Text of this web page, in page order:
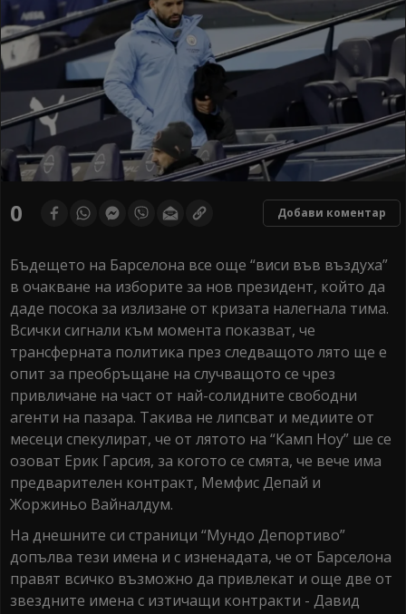
0 Добави коментар
Бъдещето на Барселона все още “виси във въздуха”
в очакване на изборите за нов президент, който да
даде посока за излизане от кризата налегнала тима.
Всички сигнали към момента показват, че
трансферната политика през следващото лято ще е
опит за преобръщане на случващото се чрез
привличане на част от най-солидните свободни
агенти на пазара. Такива не липсват и медиите от
месеци спекулират, че от лятото на “Камп Ноу” ше се
озоват Ерик Гарсия, за когото се смята, че вече има
предварителен контракт, Мемфис Депай и
Жоржиньо Вайналдум.
На днешните си страници “Мундо Депортиво”
допълва тези имена и с изненадата, че от Барселона
правят всичко възможно да привлекат и още две от
звездните имена с изтичащи контракти - Давид